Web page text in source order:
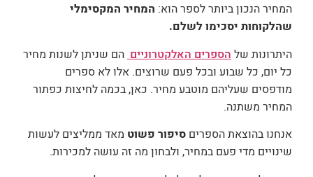
המחיר הנכון ביותר לספר הוא: המחיר המקסימלי
שהלקוחות יסכימו לשלם.
היתרונות שלהספרים האלקטרונייםהם שניתן לשנות מחיר
כל יום, כל שבוע ובכל פעם שרוצים. אלולא ספרים
מודפסים שעליהם מוטבע מחיר. כאן, בכמה לחיצות כפתור
המחיר משתנה.
אנחנו בהוצאת הספרים סיפור פשוטמאד ממליצים לעשות
שינויים מדי פעם במחיר, ולבחון מה זה עושה למכירות.